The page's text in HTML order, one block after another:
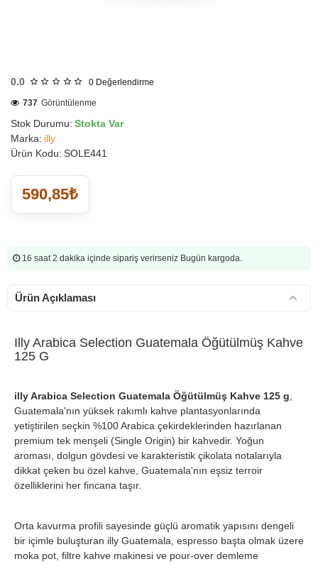
0.0 0 Değerlendirme
Stok Durumu: Stokta Var
Marka: illy
Ürün Kodu: SOLE441
737 Görüntülenme
590,85₺
16 saat 2 dakika içinde sipariş verirseniz Bugün kargoda.
Ürün Açıklaması
Illy Arabica Selection Guatemala Öğütülmüş Kahve
125 G
illy Arabica Selection Guatemala Öğütülmüş Kahve 125 g
Guatemala'nın yüksek rakımlı kahve plantasyonlarında
yetiştirilen seçkin %100 Arabica çekirdeklerinden hazırlanan
premium tek menşeli (Single Origin) bir kahvedir. Yoğun
aroması, dolgun gövdesi ve karakteristik çikolata notalarıyla
dikkat çeken bu özel kahve, Guatemala'nın eşsiz terroir
özelliklerini her fincana taşır.
Orta kavurma profili sayesinde güçlü aromatik yapısını dengeli
bir içimle buluşturan illy Guatemala, espresso başta olmak üzere
moka pot, filtre kahve makinesi ve pour-over demleme